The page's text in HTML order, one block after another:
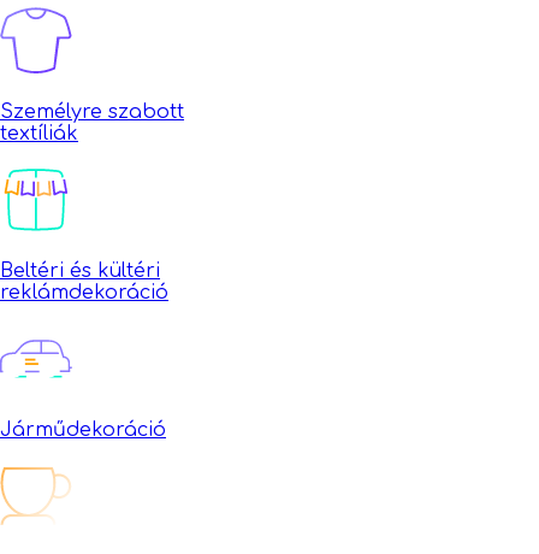
Személyre szabott
textíliák
Beltéri és kültéri
reklámdekoráció
Járműdekoráció